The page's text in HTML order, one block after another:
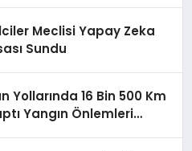
Meclisi Yapay Zeka
Sundu
Yollarında 16 Bin 500 Km
Yangın Önlemleri